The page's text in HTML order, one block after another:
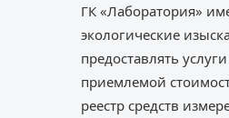
ГК «Лаборатория»
экологические
предоставлять
приемлемой
реестр средств